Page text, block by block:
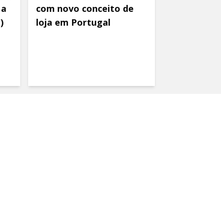
com novo conceito de
loja em Portugal